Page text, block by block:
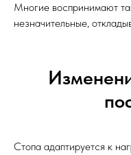
Многие воспринимают
незначительные,
Стопа адаптируется к